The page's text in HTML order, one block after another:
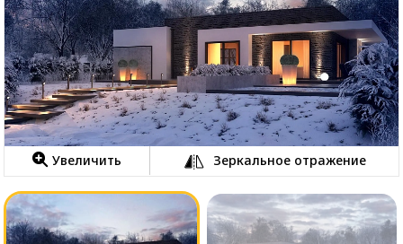
Увеличить Зеркальное отражение